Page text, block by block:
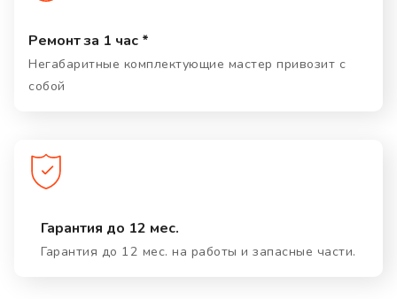
Ремонт за 1 час *
Негабаритные комплектующие мастер привозит с
собой
Гарантия до 12 мес.
Гарантия до 12 мес. на работы и запасные части.